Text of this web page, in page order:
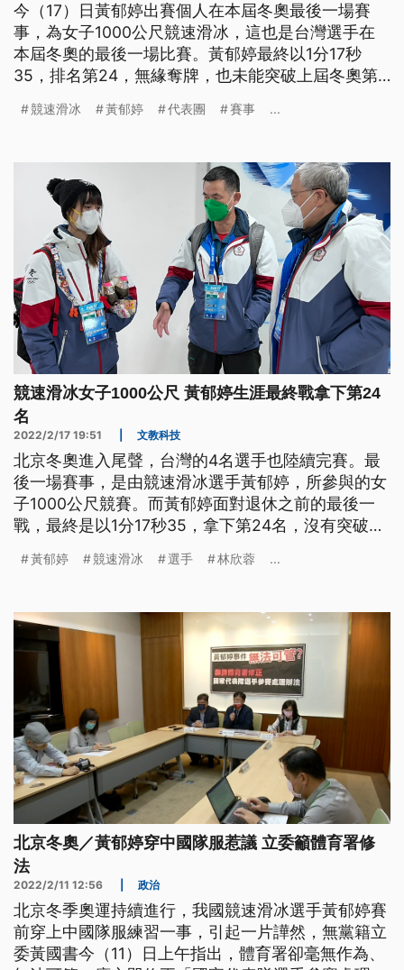
今（17）日黃郁婷出賽個人在本屆冬奧最後一場賽
事，為女子1000公尺競速滑冰，這也是台灣選手在
本屆冬奧的最後一場比賽。黃郁婷最終以1分17秒
35，排名第24，無緣奪牌，也未能突破上屆冬奧第
競速滑冰 黃郁婷 代表團 賽事 ...
競速滑冰女子1000公尺 黃郁婷生涯最終戰拿下第24
名
2022/2/17 19:51 文教科技
北京冬奧進入尾聲，台灣的4名選手也陸續完賽。最
後一場賽事，是由競速滑冰選手黃郁婷，所參與的女
子1000公尺競賽。而黃郁婷面對退休之前的最後一
戰，最終是以1分17秒35，拿下第24名，沒有突破上
黃郁婷 競速滑冰 選手 林欣蓉 ...
北京冬奧／黃郁婷穿中國隊服惹議 立委籲體育署修
法
2022/2/11 12:56 政治
北京冬季奧運持續進行，我國競速滑冰選手黃郁婷賽
前穿上中國隊服練習一事，引起一片譁然，無黨籍立
委黃國書今（11）日上午指出，體育署卻毫無作為、